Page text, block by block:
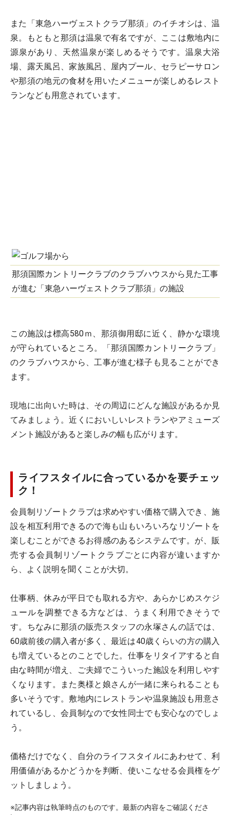
また「東急ハーヴェストクラブ那須」のイチオシは、温
泉。もともと那須は温泉で有名ですが、ここは敷地内に
源泉があり、天然温泉が楽しめるそうです。温泉大浴
場、露天風呂、家族風呂、屋内プール、セラピーサロン
や那須の地元の食材を用いたメニューが楽しめるレスト
ランなども用意されています。
那須国際カントリークラブのクラブハウスから見た工事
が進む「東急ハーヴェストクラブ那須」の施設
この施設は標高580ｍ、那須御用邸に近く、静かな環境
が守られているところ。「那須国際カントリークラブ」
のクラブハウスから、工事が進む様子も見ることができ
ます。
現地に出向いた時は、その周辺にどんな施設があるか見
てみましょう。近くにおいしいレストランやアミューズ
メント施設があると楽しみの幅も広がります。
ライフスタイルに合っているかを要チェッ
ク！
会員制リゾートクラブは求めやすい価格で購入でき、施
設を相互利用できるので海も山もいろいろなリゾートを
楽しむことができるお得感のあるシステムです。が、販
売する会員制リゾートクラブごとに内容が違いますか
ら、よく説明を聞くことが大切。
仕事柄、休みが平日でも取れる方や、あらかじめスケジ
ュールを調整できる方などは、うまく利用できそうで
す。ちなみに那須の販売スタッフの永塚さんの話では、
60歳前後の購入者が多く、最近は40歳くらいの方の購入
も増えているとのことでした。仕事をリタイアすると自
由な時間が増え、ご夫婦でこういった施設を利用しやす
くなります。また奥様と娘さんが一緒に来られることも
多いそうです。敷地内にレストランや温泉施設も用意さ
れているし、会員制なので女性同士でも安心なのでしょ
う。
価格だけでなく、自分のライフスタイルにあわせて、利
用価値があるかどうかを判断、使いこなせる会員権をゲ
ットしましょう。
※記事内容は執筆時点のものです。最新の内容をご確認くださ